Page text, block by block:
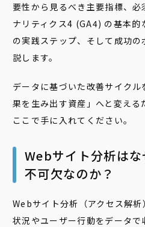
要性から見るべき主要指標、
ナリティクス4 (GA4) の基本的
の実践ステップ、そして成功
説します。
データに基づいた改善サイク
果を生み出す資産」へと変え
ここで手に入れてください。
Webサイト分析は
不可欠なのか？
Webサイト分析（アクセス解
状況やユーザー行動をデータ